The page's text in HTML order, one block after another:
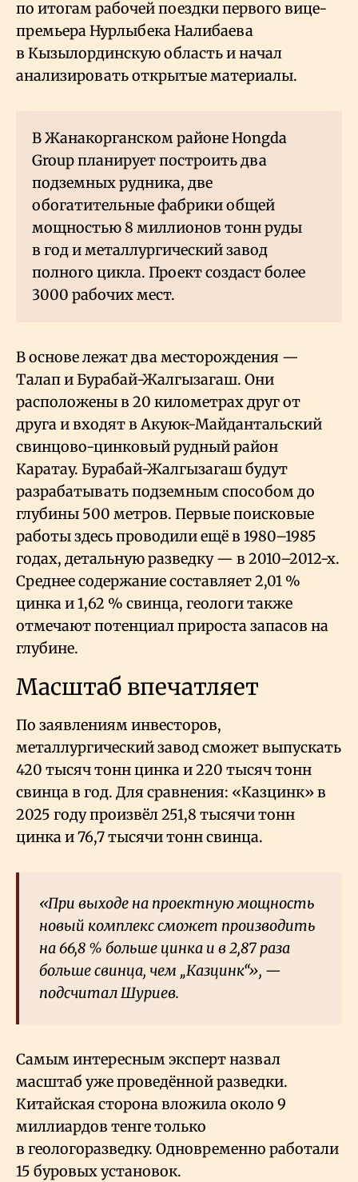
по итогам рабочей поездки первого вице-
премьера Нурлыбека Налибаева
в Кызылординскую область и начал
анализировать открытые материалы.
В Жанакорганском районе Hongda
Group планирует построить два
подземных рудника, две
обогатительные фабрики общей
мощностью 8 миллионов тонн руды
в год и металлургический завод
полного цикла. Проект создаст более
3000 рабочих мест.
В основе лежат два месторождения —
Талап и Бурабай-Жалгызагаш. Они
расположены в 20 километрах друг от
друга и входят в Акуюк-Майдантальский
свинцово-цинковый рудный район
Каратау. Бурабай-Жалгызагаш будут
разрабатывать подземным способом до
глубины 500 метров. Первые поисковые
работы здесь проводили ещё в 1980–1985
годах, детальную разведку — в 2010–2012-х.
Среднее содержание составляет 2,01 %
цинка и 1,62 % свинца, геологи также
отмечают потенциал прироста запасов на
глубине.
Масштаб впечатляет
По заявлениям инвесторов,
металлургический завод сможет выпускать
420 тысяч тонн цинка и 220 тысяч тонн
свинца в год. Для сравнения: «Казцинк» в
2025 году произвёл 251,8 тысячи тонн
цинка и 76,7 тысячи тонн свинца.
«При выходе на проектную мощность
новый комплекс сможет производить
на 66,8 % больше цинка и в 2,87 раза
больше свинца, чем „Казцинк“», —
подсчитал Шуриев.
Самым интересным эксперт назвал
масштаб уже проведённой разведки.
Китайская сторона вложила около 9
миллиардов тенге только
в геологоразведку. Одновременно работали
15 буровых установок.